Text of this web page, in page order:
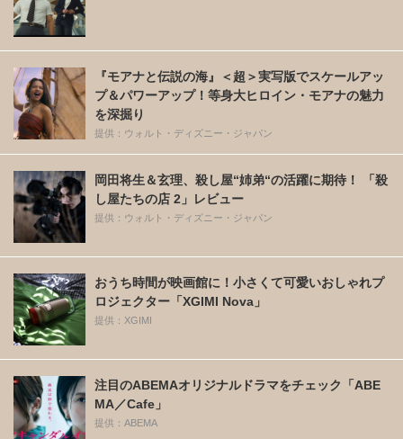
『モアナと伝説の海』＜超＞実写版でスケールアッ
プ＆パワーアップ！等身大ヒロイン・モアナの魅力
を深掘り
提供：ウォルト・ディズニー・ジャパン
岡田将生＆玄理、殺し屋“姉弟“の活躍に期待！ 「殺
し屋たちの店 2」レビュー
提供：ウォルト・ディズニー・ジャパン
おうち時間が映画館に！小さくて可愛いおしゃれプ
ロジェクター「XGIMI Nova」
提供：XGIMI
注目のABEMAオリジナルドラマをチェック「ABE
MA／Cafe」
提供：ABEMA